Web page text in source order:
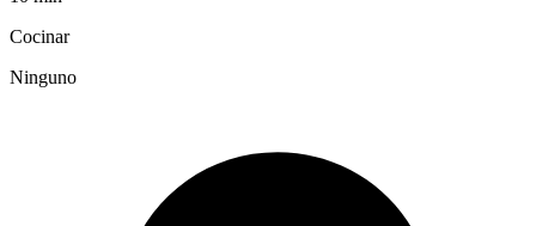
Cocinar
Ninguno